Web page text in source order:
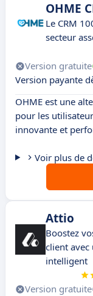
OHME
Le CRM
secteur
Version gratuite
Version payante
OHME est une
pour les
innovante et
Voir plus de
Attio
Boostez
client avec
intelligent
Version gratuite